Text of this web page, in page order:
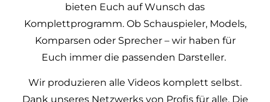
bieten Euch auf Wunsch das
Komplettprogramm. Ob Schauspieler, Models,
Komparsen oder Sprecher – wir haben für
Euch immer die passenden Darsteller.
Wir produzieren alle Videos komplett selbst.
Dank unseres Netzwerks von Profis für alle. Die